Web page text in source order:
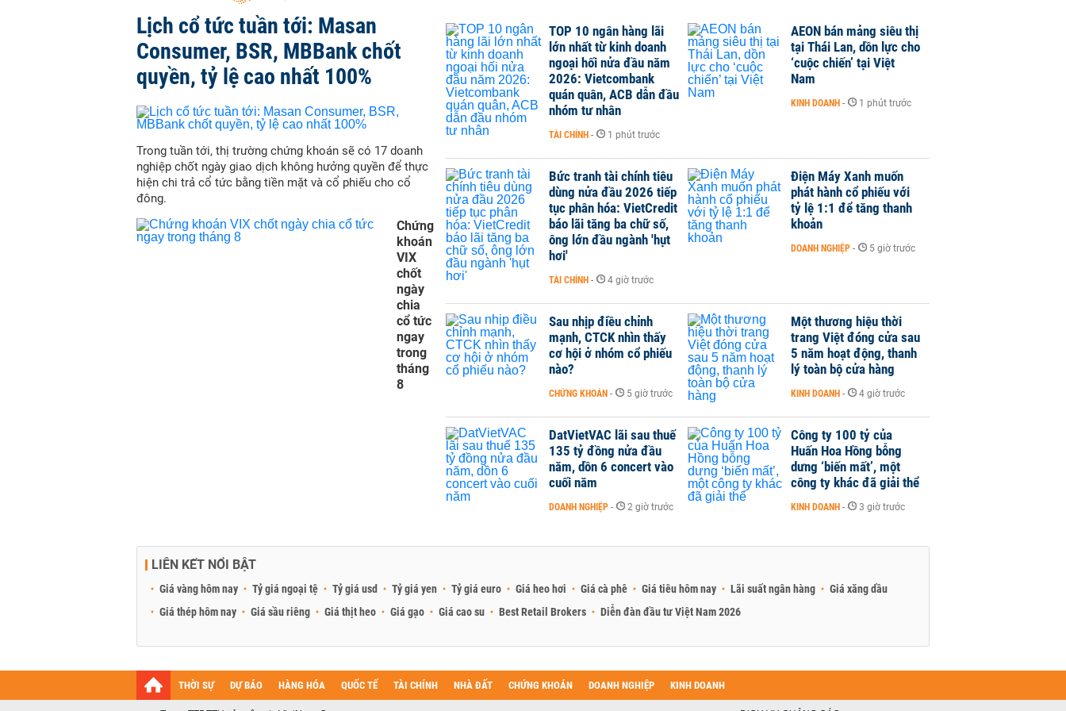
Lịch cổ tức tuần tới: Masan
Consumer, BSR, MBBank chốt
quyền, tỷ lệ cao nhất 100%
Trong tuần tới, thị trường chứng khoán sẽ có 17 doanh
nghiệp chốt ngày giao dịch không hưởng quyền để thực
hiện chi trả cổ tức bằng tiền mặt và cổ phiếu cho cổ
đông.
Chứng
khoán
VIX
chốt
ngày
chia
cổ tức
ngay
trong
tháng
8
TOP 10 ngân hàng lãi
lớn nhất từ kinh doanh
ngoại hối nửa đầu năm
2026: Vietcombank
quán quân, ACB dẫn đầu
nhóm tư nhân
TÀI CHÍNH - 1 phút trước
AEON bán mảng siêu thị
tại Thái Lan, dồn lực cho
‘cuộc chiến’ tại Việt
Nam
KINH DOANH - 1 phút trước
Bức tranh tài chính tiêu
dùng nửa đầu 2026 tiếp
tục phân hóa: VietCredit
báo lãi tăng ba chữ số,
ông lớn đầu ngành 'hụt
hơi'
TÀI CHÍNH - 4 giờ trước
Điện Máy Xanh muốn
phát hành cổ phiếu với
tỷ lệ 1:1 để tăng thanh
khoản
DOANH NGHIỆP - 5 giờ trước
Sau nhịp điều chỉnh
mạnh, CTCK nhìn thấy
cơ hội ở nhóm cổ phiếu
nào?
CHỨNG KHOÁN - 5 giờ trước
Một thương hiệu thời
trang Việt đóng cửa sau
5 năm hoạt động, thanh
lý toàn bộ cửa hàng
KINH DOANH - 4 giờ trước
DatVietVAC lãi sau thuế
135 tỷ đồng nửa đầu
năm, dồn 6 concert vào
cuối năm
DOANH NGHIỆP - 2 giờ trước
Công ty 100 tỷ của
Huấn Hoa Hồng bỗng
dưng ‘biến mất’, một
công ty khác đã giải thể
KINH DOANH - 3 giờ trước
LIÊN KẾT NỔI BẬT
Giá vàng hôm nay Tỷ giá ngoại tệ Tỷ giá usd Tỷ giá yen Tỷ giá euro Giá heo hơi Giá cà phê Giá tiêu hôm nay Lãi suất ngân hàng
Giá xăng dầu
Giá thép hôm nay
Giá sầu riêng Giá thịt heo Giá gạo Giá cao su Best Retail Brokers Diễn đàn đầu tư Việt Nam 2026
THỜI SỰ DỰ BÁO HÀNG HÓA QUỐC TẾ TÀI CHÍNH NHÀ ĐẤT CHỨNG KHOÁN DOANH NGHIỆP KINH DOANH